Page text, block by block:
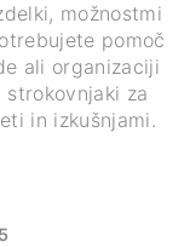
možnostmi
pomoč
ali organizaciji
strokovnjaki za
in izkušnjami.